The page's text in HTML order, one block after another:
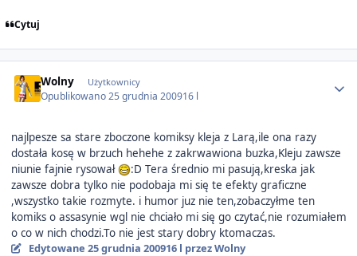
Cytuj
Wolny Użytkownicy
Opublikowano25 grudnia 200916 l
najlpesze sa stare zboczone komiksy kleja z Larą,ile ona razy
dostała kosę w brzuch hehehe z zakrwawiona buzka,Kleju zawsze
niunie fajnie rysował
:D Tera średnio mi pasują,kreska jak
zawsze dobra tylko nie podobaja mi się te efekty graficzne
,wszystko takie rozmyte. i humor juz nie ten,zobaczyłme ten
komiks o assasynie wgl nie chciało mi się go czytać,nie rozumiałem
o co w nich chodzi.To nie jest stary dobry ktomaczas.
Edytowane 25 grudnia 200916 l przez Wolny